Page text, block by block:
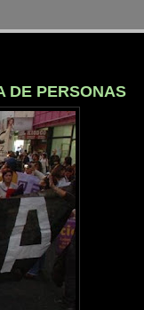
DE PERSONAS